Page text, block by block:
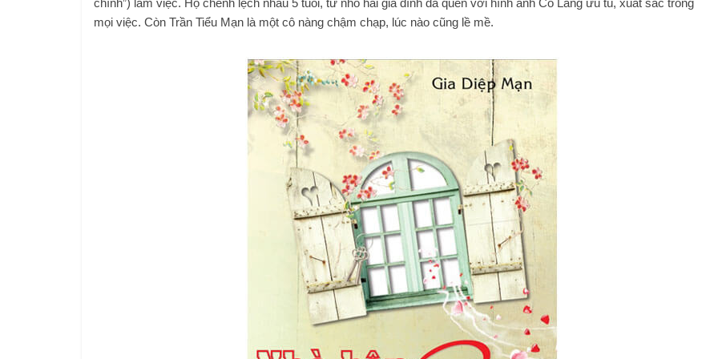
chính”) làm việc. Họ chênh lệch nhau 5 tuổi, từ nhỏ hai gia đình đã quen với hình ảnh Cố Lãng ưu tú, xuất sắc trong
mọi việc. Còn Trần Tiểu Mạn là một cô nàng chậm chạp, lúc nào cũng lề mề.